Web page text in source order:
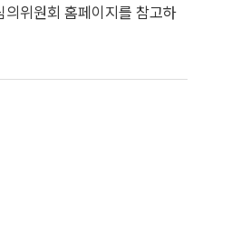
위원회 홈페이지를 참고하